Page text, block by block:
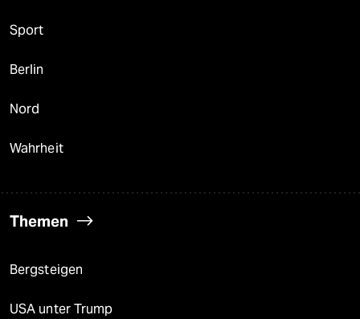
Sport
Berlin
Nord
Wahrheit
Themen
Bergsteigen
USA unter Trump